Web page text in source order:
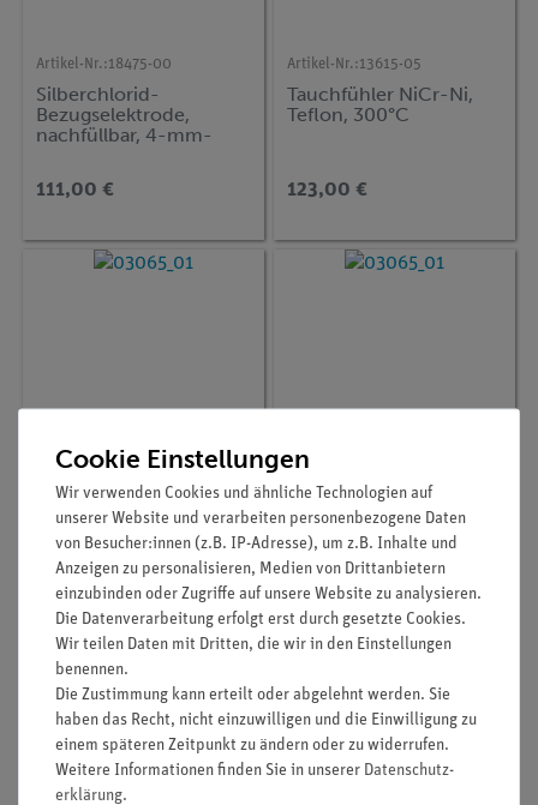
Artikel-Nr.:18475-00
Silberchlorid-
Bezugselektrode,
nachfüllbar, 4-mm-
111,00 €
Artikel-Nr.:13615-05
Tauchfühler NiCr-Ni,
Teflon, 300°C
123,00 €
Kraftmesser,
transparent, 1 N
20,00 €
03065-04
Kraftmesser,
transparent, 5 N
20,00 €
Cookie Einstellungen
Wir verwenden Cookies und ähnliche Technologien auf
unserer Website und verarbeiten personenbezogene Daten
von Besucher:innen (z.B. IP-Adresse), um z.B. Inhalte und
Anzeigen zu personalisieren, Medien von Drittanbietern
einzubinden oder Zugriffe auf unsere Website zu analysieren.
Die Datenverarbeitung erfolgt erst durch gesetzte Cookies.
Wir teilen Daten mit Dritten, die wir in den Einstellungen
benennen.
Die Zustimmung kann erteilt oder abgelehnt werden. Sie
haben das Recht, nicht einzuwilligen und die Einwilligung zu
einem späteren Zeitpunkt zu ändern oder zu widerrufen.
Weitere Informationen finden Sie in unserer Daten­schutz­
erklärung.